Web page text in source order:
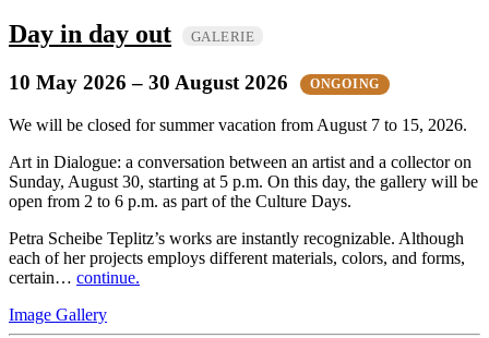
Day in day out GALERIE
10 May 2026 – 30 August 2026 ONGOING
We will be closed for summer vacation from August 7 to 15, 2026.
Art in Dialogue: a conversation between an artist and a collector on
Sunday, August 30, starting at 5 p.m. On this day, the gallery will be
open from 2 to 6 p.m. as part of the Culture Days.
Petra Scheibe Teplitz’s works are instantly recognizable. Although
each of her projects employs different materials, colors, and forms,
certain… continue.
Image Gallery